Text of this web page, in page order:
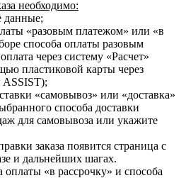
необходимо:
данные;
«разовым платежом» или «в
способа оплаты разовым
через систему «Расчет»
пластиковой карты через
«самовывоз» или «доставка»
способа доставки
для самовывоза или укажите
заказа появится страница с
и дальнейших шагах.
«в рассрочку» и способа